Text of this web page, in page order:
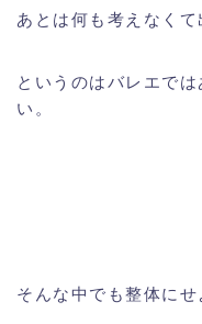
あとは何も考えなくて
というのはバレエで
い。
そんな中でも整体に